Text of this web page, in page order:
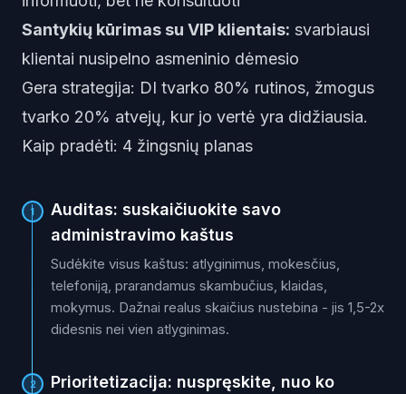
Santykių kūrimas su VIP klientais: svarbiausi
klientai nusipelno asmeninio dėmesio
Gera strategija: DI tvarko 80% rutinos, žmogus
tvarko 20% atvejų, kur jo vertė yra didžiausia.
Kaip pradėti: 4 žingsnių planas
1
Auditas: suskaičiuokite savo
administravimo kaštus
Sudėkite visus kaštus: atlyginimus, mokesčius,
telefoniją, prarandamus skambučius, klaidas,
mokymus. Dažnai realus skaičius nustebina - jis 1,5-2x
didesnis nei vien atlyginimas.
2
Prioritetizacija: nuspręskite, nuo ko